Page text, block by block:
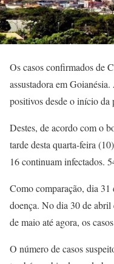
Os casos confirmados de
assustadora em
positivos desde o início da
Destes, de acordo com o
tarde desta quarta-feira
16 continuam infectados.
Como comparação, dia 31
doença. No dia 30 de abril
de maio até agora, os
O número de casos